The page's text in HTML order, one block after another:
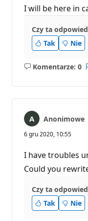
I will be here in
Czy ta
Tak
Nie
Komentarze: 0
Brak
Anonimowe
6 gru 2020, 10:55
I have troubles
Could you
Czy ta
Tak
Nie